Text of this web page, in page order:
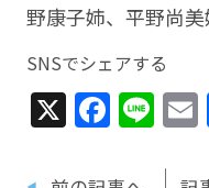
野康子姉、平野尚美
SNSでシェアする
X